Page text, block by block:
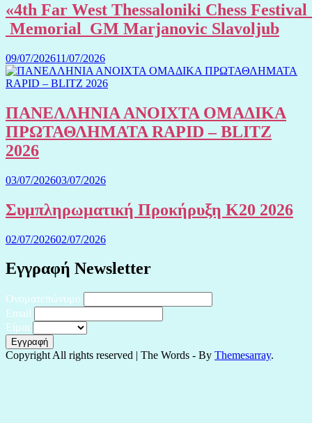
«4th Far West Thessaloniki Chess Festival
Memorial GM Marjanovic Slavoljub
09/07/202611/07/2026
ΠΑΝΕΛΛΗΝΙΑ ΑΝΟΙΧΤΑ ΟΜΑΔΙΚΑ
ΠΡΩΤΑΘΛΗΜΑΤΑ RAPID – BLITZ
2026
03/07/202603/07/2026
Συμπληρωματική Προκήρυξη Κ20 2026
02/07/202602/07/2026
Εγγραφή Newsletter
Ονοματεπώνυμο
Email
Είμαι
Copyright All rights reserved | The Words - By Themesarray.